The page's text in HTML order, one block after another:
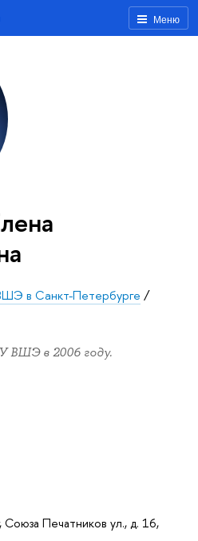
Меню
в Санкт-Петербурге /
ВШЭ в 2006 году.
Союза Печатников ул., д. 16,